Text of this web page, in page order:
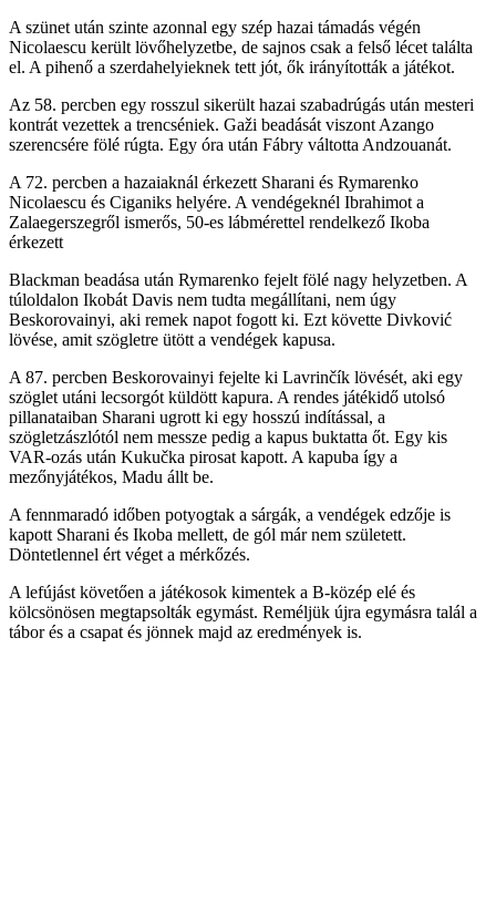
A szünet után szinte azonnal egy szép hazai támadás végén
Nicolaescu került lövőhelyzetbe, de sajnos csak a felső lécet találta
el. A pihenő a szerdahelyieknek tett jót, ők irányították a játékot.
Az 58. percben egy rosszul sikerült hazai szabadrúgás után mesteri
kontrát vezettek a trencséniek. Gaži beadását viszont Azango
szerencsére fölé rúgta. Egy óra után Fábry váltotta Andzouanát.
A 72. percben a hazaiaknál érkezett Sharani és Rymarenko
Nicolaescu és Ciganiks helyére. A vendégeknél Ibrahimot a
Zalaegerszegről ismerős, 50-es lábmérettel rendelkező Ikoba
érkezett
Blackman beadása után Rymarenko fejelt fölé nagy helyzetben. A
túloldalon Ikobát Davis nem tudta megállítani, nem úgy
Beskorovainyi, aki remek napot fogott ki. Ezt követte Divković
lövése, amit szögletre ütött a vendégek kapusa.
A 87. percben Beskorovainyi fejelte ki Lavrinčík lövését, aki egy
szöglet utáni lecsorgót küldött kapura. A rendes játékidő utolsó
pillanataiban Sharani ugrott ki egy hosszú indítással, a
szögletzászlótól nem messze pedig a kapus buktatta őt. Egy kis
VAR-ozás után Kukučka pirosat kapott. A kapuba így a
mezőnyjátékos, Madu állt be.
A fennmaradó időben potyogtak a sárgák, a vendégek edzője is
kapott Sharani és Ikoba mellett, de gól már nem született.
Döntetlennel ért véget a mérkőzés.
A lefújást követően a játékosok kimentek a B-közép elé és
kölcsönösen megtapsolták egymást. Reméljük újra egymásra talál a
tábor és a csapat és jönnek majd az eredmények is.